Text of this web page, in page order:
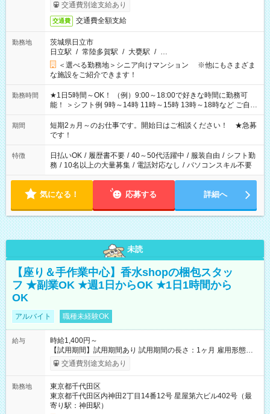
交通費別途支給あり
交通費 交通費全額支給
勤務地
茨城県日立市
日立駅 / 常陸多賀駅 / 大甕駅 / …
＜選べる勤務地＞シニア向けマンション ※他にもさまざま
な施設をご紹介できます！
勤務時間
★1日5時間～OK！ （例）9:00～18:00で好きな時間に勤務可
能！ ＞シフト例 9時～14時 11時～15時 13時～18時など ご自身
のご都合に合わせて勤務時間をご相談ください！ ★家庭の都合
でお休みや時間の調整が必要な場合も遠慮なくご相談くださ
い。
期間
短期2ヵ月～のお仕事です。開始日はご相談ください！ ★急募
です！
特徴 日払いOK / 履歴書不要 / 40～50代活躍中 / 服装自由 / シフト勤
務 / 10名以上の大量募集 / 電話対応なし / パソコンスキル不要
気になる！ 応募する 詳細へ
未読
【座り＆手作業中心】香水shopの梱包スタッ
フ ★副業OK ★週1日からOK ★1日1時間から
OK
アルバイト 職種未経験OK
給与
時給1,400円～
【試用期間】試用期間あり 試用期間の長さ：1ヶ月 雇用形態、
給与は本採用時と同じです。
交通費別途支給あり
勤務地
東京都千代田区
東京都千代田区内神田2丁目14番12号 星屋第六ビル402号（最
寄り駅：神田駅）